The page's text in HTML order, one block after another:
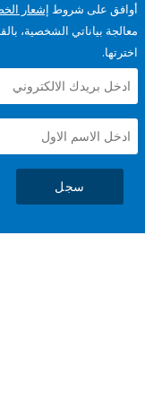
شروطإشعار الخصوصية
الشخصية، بالقدر